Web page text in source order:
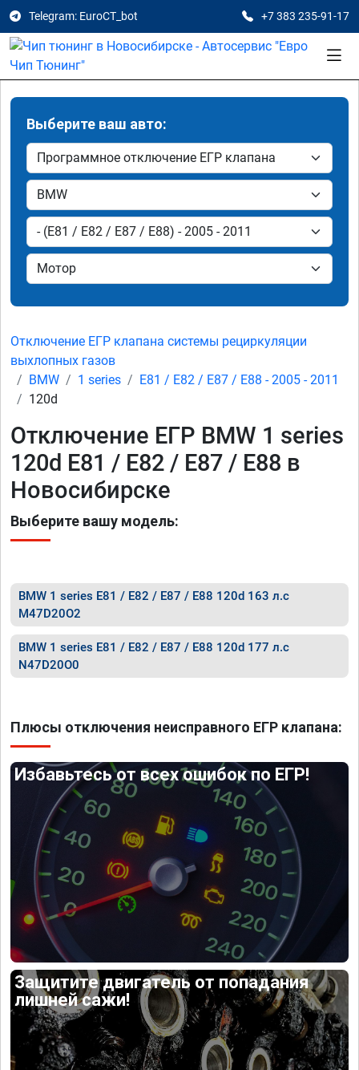
Telegram: EuroCT_bot +7 383 235-91-17
Выберите ваш авто:
Отключение ЕГР клапана системы рециркуляции
выхлопных газов
BMW
1 series
E81 / E82 / E87 / E88 - 2005 - 2011
120d
Отключение ЕГР BMW 1 series
120d E81 / E82 / E87 / E88 в
Новосибирске
Выберите вашу модель:
BMW 1 series E81 / E82 / E87 / E88 120d 163 л.с
M47D20O2
BMW 1 series E81 / E82 / E87 / E88 120d 177 л.с
N47D20O0
Плюсы отключения неисправного ЕГР клапана:
Избавьтесь от всех ошибок по ЕГР!
Защитите двигатель от попадания
лишней сажи!